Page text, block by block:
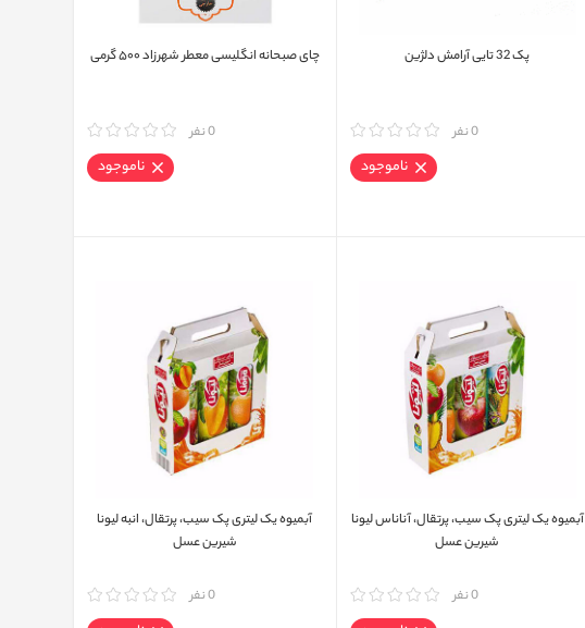
پک 32 تایی آرامش دلژین
0 نفر
ناموجود
چای صبحانه انگلیسی معطر شهرزاد ۵۰۰ گرمی
0 نفر
ناموجود
آبمیوه یک لیتری پک سیب، پرتقال، آناناس لیونا
شیرین عسل
0 نفر
آبمیوه یک لیتری پک سیب، پرتقال، انبه لیونا
شیرین عسل
0 نفر